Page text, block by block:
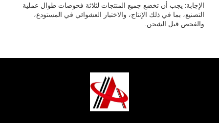
الإجابة: يجب أن تخضع جميع المنتجات لثلاثة فحوصات طوال عملية
التصنيع، بما في ذلك الإنتاج، والاختبار العشوائي في المستودع،
والفحص قبل الشحن.